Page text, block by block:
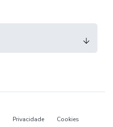
Privacidade Cookies